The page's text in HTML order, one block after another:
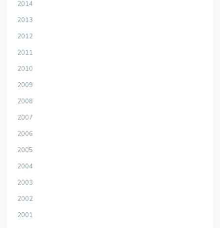
2014
2013
2012
2011
2010
2009
2008
2007
2006
2005
2004
2003
2002
2001